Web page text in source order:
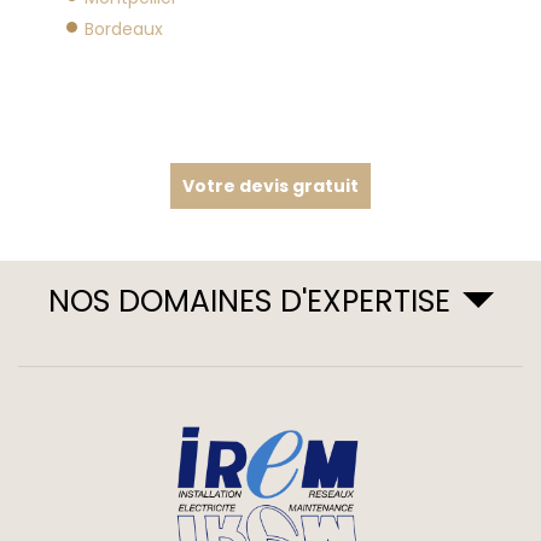
Bordeaux
Votre devis gratuit
NOS DOMAINES D'EXPERTISE